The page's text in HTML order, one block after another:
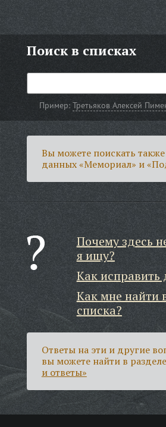
Поиск в списках
Пример:Третьяков Алексей
Вы можете поискать также
данных «Мемориал» и
Почему здесь
я ищу?
Как исправить
Как мне найти
списка?
Ответы на эти и другие
вы можете найти в разделе
и ответы»